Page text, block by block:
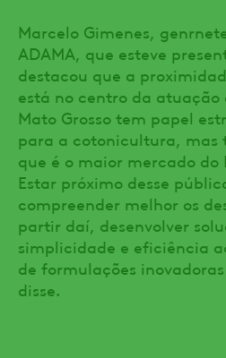
Marcelo Gimenes,
ADAMA, que esteve
destacou que a
está no centro da atuação
Mato Grosso tem papel
para a cotonicultura, mas
que é o maior mercado do
Estar próximo desse
compreender melhor os
partir daí, desenvolver
simplicidade e eficiência
de formulações
disse.